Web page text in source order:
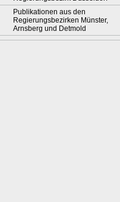
Publikationen aus den
Regierungsbezirken Münster,
Arnsberg und Detmold